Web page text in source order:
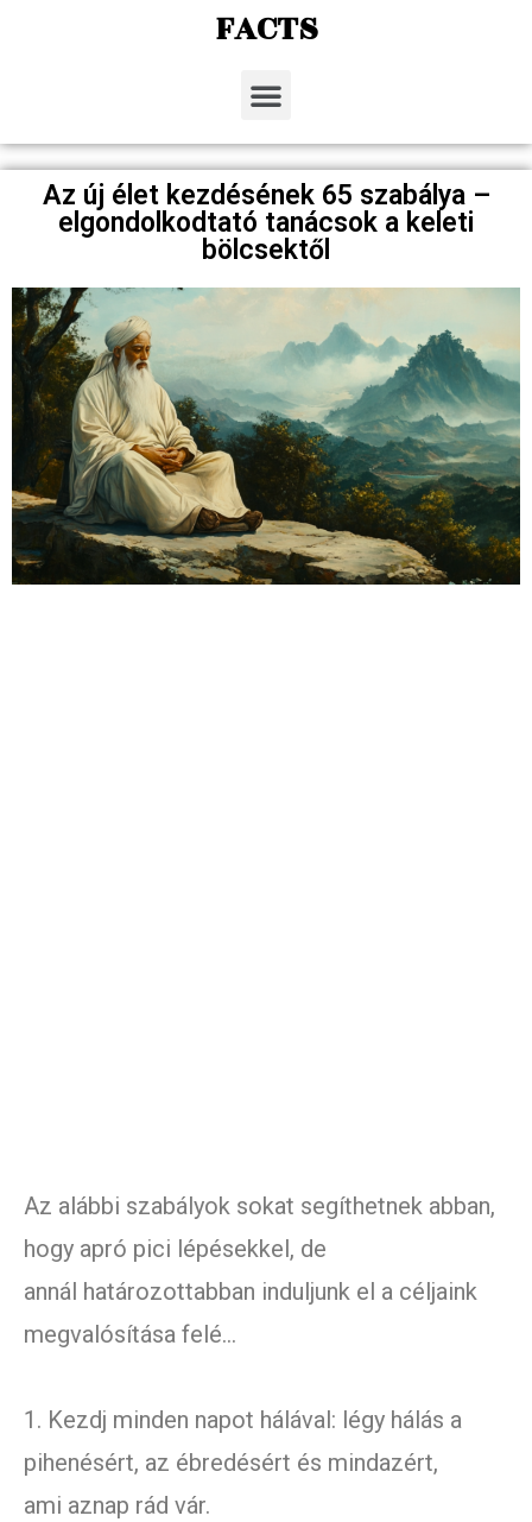
FACTS
Az új élet kezdésének 65 szabálya –
elgondolkodtató tanácsok a keleti
bölcsektől
Az alábbi szabályok sokat segíthetnek abban,
hogy apró pici lépésekkel, de
annál határozottabban induljunk el a céljaink
megvalósítása felé…
1. Kezdj minden napot hálával: légy hálás a
pihenésért, az ébredésért és mindazért,
ami aznap rád vár.